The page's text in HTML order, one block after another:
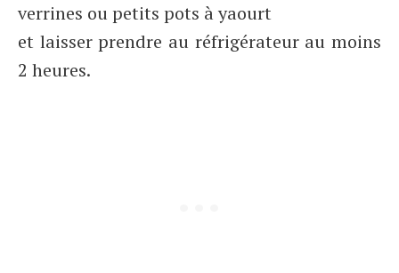
verrines ou petits pots à yaourt
et laisser prendre au réfrigérateur au moins
2 heures.